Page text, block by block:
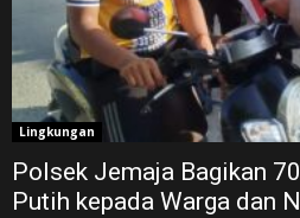
Lingkungan
Polsek Jemaja Bagikan
Putih kepada Warga dan